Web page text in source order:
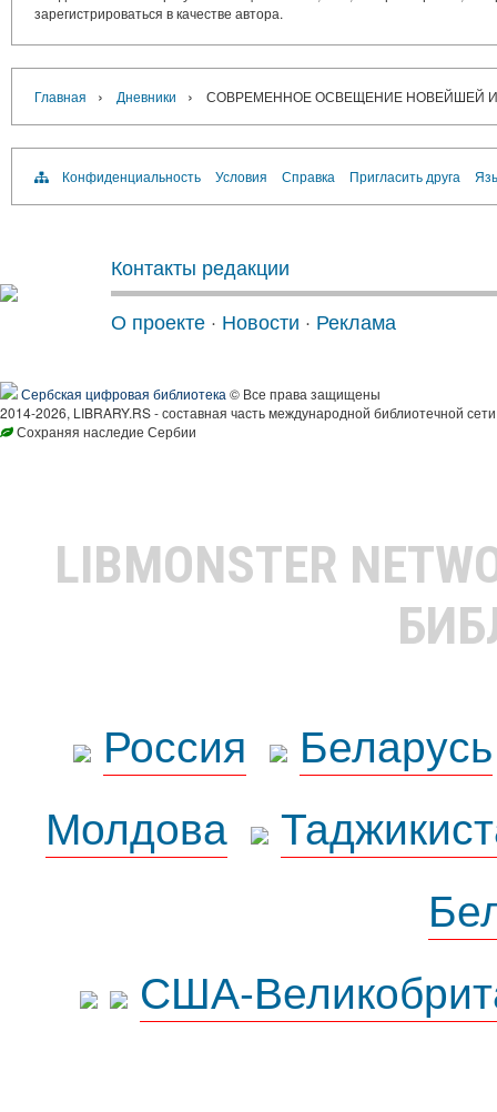
зарегистрироваться в качестве автора.
Главная › Дневники › СОВРЕМЕННОЕ ОСВЕЩЕНИЕ НОВЕЙШЕЙ
Конфиденциальность Условия Справка Пригласить друга
Контакты редакции
О проекте · Новости · Реклама
Сербская цифровая библиотека © Все права защищены
2014-2026, LIBRARY.RS - составная часть международной библиотечной
Сохраняя наследие Сербии
LIBMONSTER
Россия
Беларусь
Молдова
США-